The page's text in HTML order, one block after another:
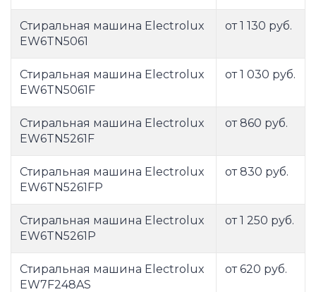
Стиральная машина Electrolux
EW6TN5061
от 1 130 руб.
Стиральная машина Electrolux
EW6TN5061F
от 1 030 руб.
Стиральная машина Electrolux
EW6TN5261F
от 860 руб.
Стиральная машина Electrolux
EW6TN5261FP
от 830 руб.
Стиральная машина Electrolux
EW6TN5261P
от 1 250 руб.
Стиральная машина Electrolux
EW7F248AS
от 620 руб.